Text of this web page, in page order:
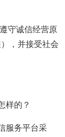
守诚信经营原
，并接受社会
样的？
服务平台采